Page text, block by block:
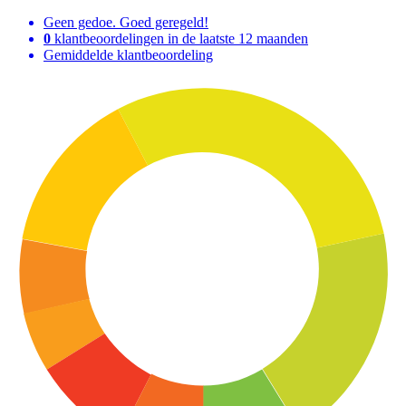
Geen gedoe. Goed geregeld!
0 klantbeoordelingen in de laatste 12 maanden
Gemiddelde klantbeoordeling